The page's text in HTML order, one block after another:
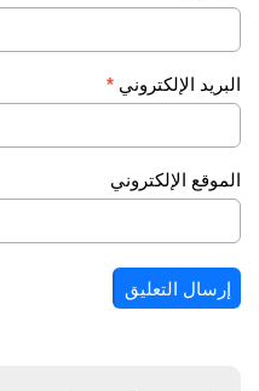
البريد الإلكتروني *
الموقع الإلكتروني